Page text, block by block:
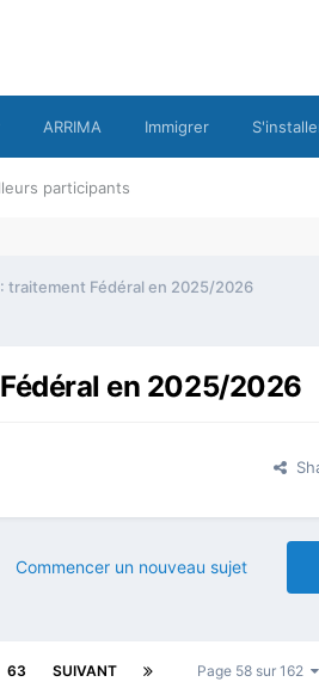
participants
ARRIMA Immigrer
traitement Fédéral en 2025/2026
en 2025/2026
Commencer un nouveau sujet
63 SUIVANT Page 58 sur 162